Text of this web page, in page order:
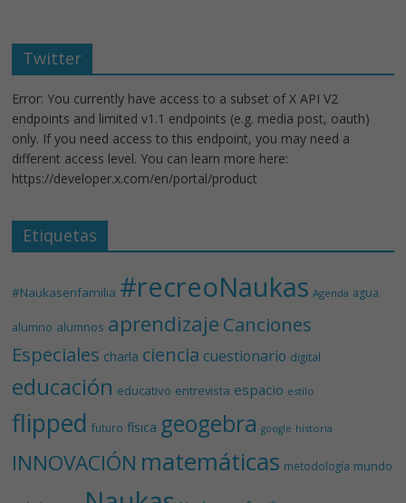
Twitter
Error: You currently have access to a subset of X API V2
endpoints and limited v1.1 endpoints (e.g. media post, oauth)
only. If you need access to this endpoint, you may need a
different access level. You can learn more here:
https://developer.x.com/en/portal/product
Etiquetas
#Naukasenfamilia #recreoNaukas Agenda agua
alumno alumnos aprendizaje Canciones
Especiales charla ciencia cuestionario digital
educación educativo entrevista espacio estilo
flipped futuro física geogebra google historia
INNOVACIÓN matemáticas metodología mundo